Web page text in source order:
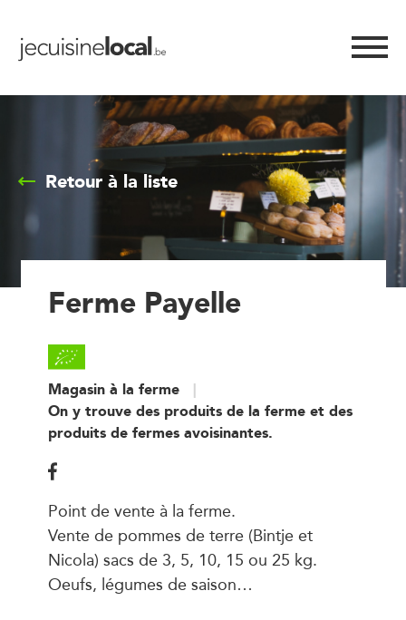
Retour à la liste
Ferme Payelle
Magasin à la ferme
On y trouve des produits de la ferme et des
produits de fermes avoisinantes.
Point de vente à la ferme.
Vente de pommes de terre (Bintje et
Nicola) sacs de 3, 5, 10, 15 ou 25 kg.
Oeufs, légumes de saison…